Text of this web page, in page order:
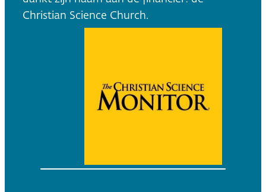
Christian Science Church.